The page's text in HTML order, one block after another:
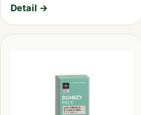
Detail →